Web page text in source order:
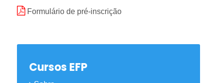
Formulário de pré-inscrição
Cursos EFP